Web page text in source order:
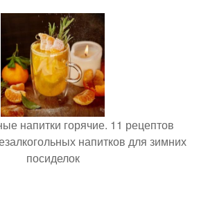
напитки горячие. 11 рецептов
напитков для зимних
посиделок